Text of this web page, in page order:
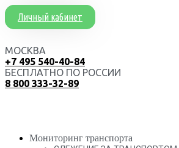
Личный кабинет
МОСКВА
+7 495 540-40-84
БЕСПЛАТНО ПО РОССИИ
8 800 333-32-89
Мониторинг транспорта